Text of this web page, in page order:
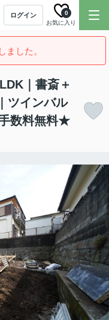
ログイン
お気に入り
0
ました。
｜書斎＋
ツインバル
数料無料★